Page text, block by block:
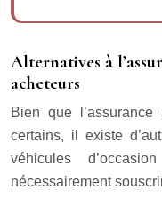
Alternatives à
acheteurs
Bien que
certains, il existe
véhicules
nécessairement